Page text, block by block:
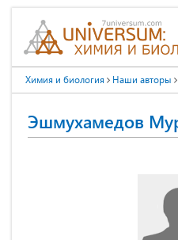
Химия и биология Наши авторы
Эшмухамедов